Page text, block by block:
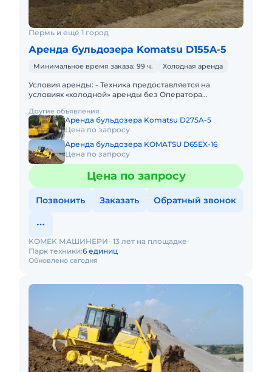
Пермь и ещё 1 город
Аренда бульдозера Komatsu D155A-5
Минимальное время заказа: 99 ч. Холодная аренда
Условия аренды: - Техника предоставляется на
условиях «холодной» аренды без Оператора
силами и за счет Арендат
Другие объявления
Аренда бульдозера Komatsu D275A-5
Цена по запросу
Аренда бульдозера KOMATSU D65EX-16
Цена по запросу
Цена по запросу
Позвонить Заказать Обратный звонок
Обновлено сегодня
KOMEK МАШИНЕРИ 13 лет на площадке
Парк техники:6 единиц